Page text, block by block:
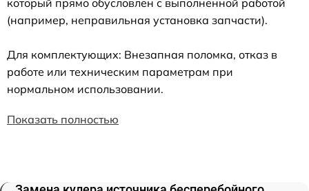
(например, неправильная установка запчасти).
Для комплектующих: Внезапная поломка, отказ в
работе или техническим параметрам при
нормальном использовании.
Показать полностью